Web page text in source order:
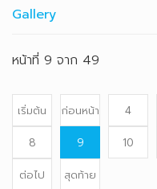
Gallery
หน้าที่ 9 จาก 49
เริ่มต้น ก่อนหน้า 4
8
9 10
ต่อไป
สุดท้าย